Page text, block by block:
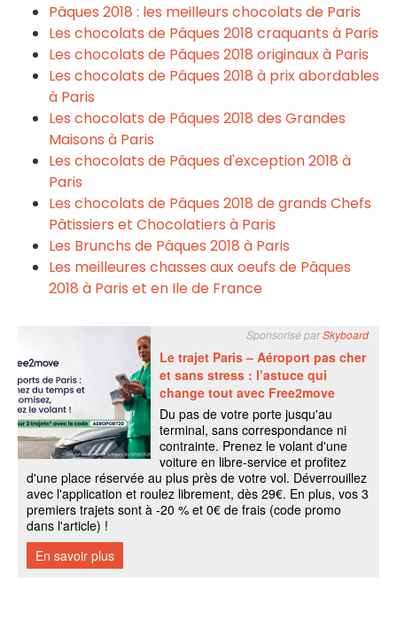
Pâques 2018 : les meilleurs chocolats de Paris
Les chocolats de Pâques 2018 craquants à Paris
Les chocolats de Pâques 2018 originaux à Paris
Les chocolats de Pâques 2018 à prix abordables
à Paris
Les chocolats de Pâques 2018 des Grandes
Maisons à Paris
Les chocolats de Pâques d'exception 2018 à
Paris
Les chocolats de Pâques 2018 de grands Chefs
Pâtissiers et Chocolatiers à Paris
Les Brunchs de Pâques 2018 à Paris
Les meilleures chasses aux oeufs de Pâques
2018 à Paris et en Ile de France